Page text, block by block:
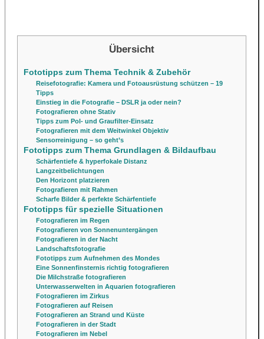
Übersicht
Fototipps zum Thema Technik & Zubehör
Reisefotografie: Kamera und Fotoausrüstung schützen – 19
Tipps
Einstieg in die Fotografie – DSLR ja oder nein?
Fotografieren ohne Stativ
Tipps zum Pol- und Graufilter-Einsatz
Fotografieren mit dem Weitwinkel Objektiv
Sensorreinigung – so geht’s
Fototipps zum Thema Grundlagen & Bildaufbau
Schärfentiefe & hyperfokale Distanz
Langzeitbelichtungen
Den Horizont platzieren
Fotografieren mit Rahmen
Scharfe Bilder & perfekte Schärfentiefe
Fototipps für spezielle Situationen
Fotografieren im Regen
Fotografieren von Sonnenuntergängen
Fotografieren in der Nacht
Landschaftsfotografie
Fototipps zum Aufnehmen des Mondes
Eine Sonnenfinsternis richtig fotografieren
Die Milchstraße fotografieren
Unterwasserwelten in Aquarien fotografieren
Fotografieren im Zirkus
Fotografieren auf Reisen
Fotografieren an Strand und Küste
Fotografieren in der Stadt
Fotografieren im Nebel